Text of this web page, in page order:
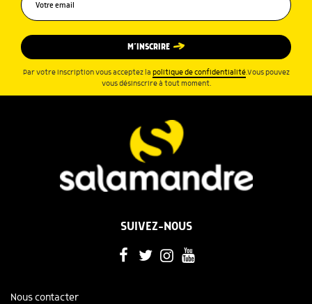
M’INSCRIRE
Par votre inscription vous acceptez la politique de confidentialité.Vous pouvez
vous désinscrire à tout moment.
SUIVEZ-NOUS
Nous contacter